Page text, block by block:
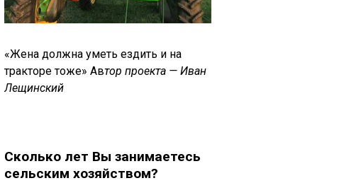
«Жена должна уметь ездить и на
тракторе тоже» Автор проекта — Иван
Лещинский
Сколько лет Вы занимаетесь
сельским хозяйством?